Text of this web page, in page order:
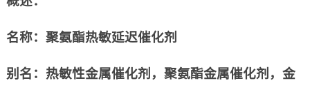
名称： 聚氨酯热敏延迟催化剂
别名：热敏性金属催化剂，聚氨酯金属催化剂，金